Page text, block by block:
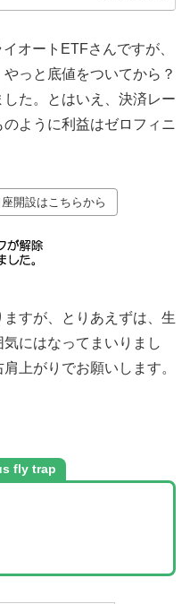
オートETFさんですが、
っと底値をついてから？
た。とはいえ、決済レー
ように利益はゼロフィニ
開設はこちらから
すが、とりあえずは、生
にはなってまいりまし
上がりでお願いします。
fly trap